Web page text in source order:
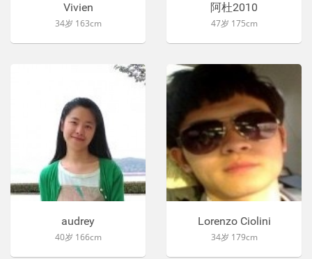
Vivien
34岁 163cm
阿杜2010
47岁 175cm
audrey
40岁 166cm
Lorenzo Ciolini
34岁 179cm